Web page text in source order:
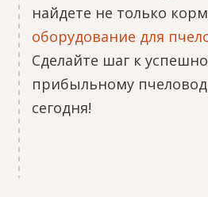
найдете не только
оборудование для
Сделайте шаг к
прибыльному
сегодня!